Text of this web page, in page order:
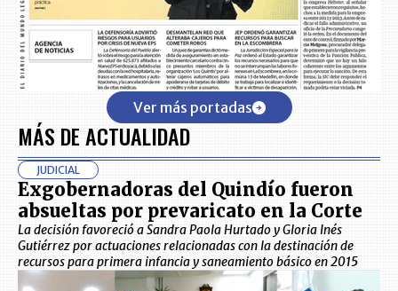
Ver más portadas
MÁS DE ACTUALIDAD
JUDICIAL
Exgobernadoras del Quindío fueron
absueltas por prevaricato en la Corte
La decisión favoreció a Sandra Paola Hurtado y Gloria Inés
Gutiérrez por actuaciones relacionadas con la destinación de
recursos para primera infancia y saneamiento básico en 2015